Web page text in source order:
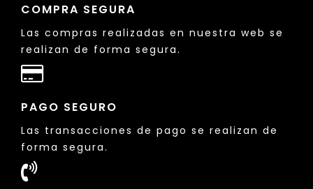
COMPRA SEGURA
Las compras realizadas en nuestra web se
realizan de forma segura.
PAGO SEGURO
Las transacciones de pago se realizan de
forma segura.